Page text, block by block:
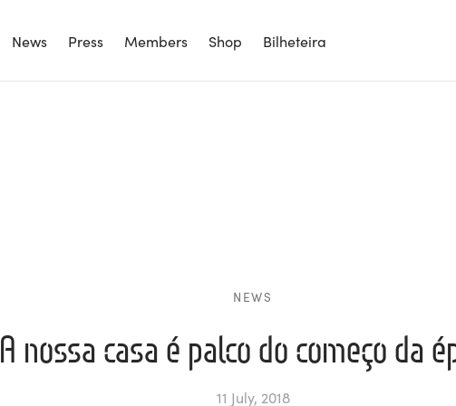
News Press Members Shop Bilheteira
NEWS
A nossa casa é palco do começo da
11 July, 2018